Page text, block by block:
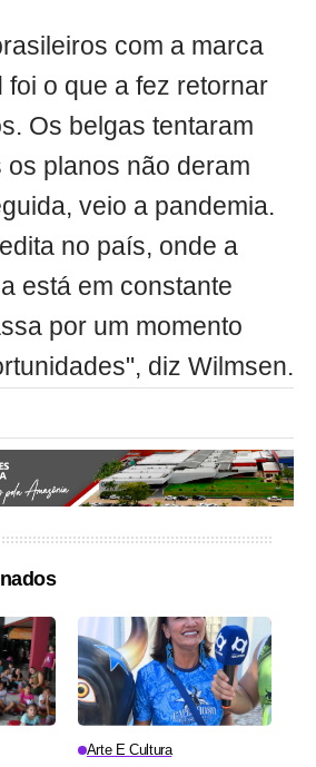
com a marca
foi o que a fez retornar
Os belgas tentaram
os planos não deram
veio a pandemia.
no país, onde a
está em constante
por um momento
diz Wilmsen.
Arte E Cultura